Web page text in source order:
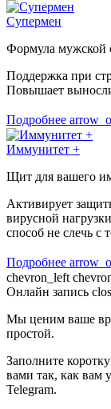
Супермен
Формула мужской
Поддержка при
Повышает
Подробнее
Иммунитет +
Щит для вашего
Активирует
вирусной
способ не слечь с
Подробнее
chevron_left
Онлайн запись
Мы ценим ваше
простой.
Заполните
вами так, как вам
Telegram.